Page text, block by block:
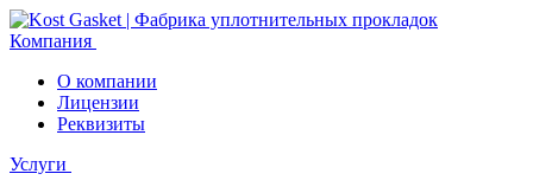
Компания
О компании
Лицензии
Реквизиты
Услуги